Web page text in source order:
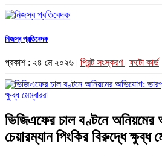
নিজস্ব প্রতিবেদক
প্রকাশ : ২৪ মে ২০২৬ | প্রিন্ট সংস্করণ | ফটো কার্ড
ভিজিএফের চাল বণ্টনে
চেয়ারম্যান পিংকির বিরুদ্ধে ক্ষুব্ধ